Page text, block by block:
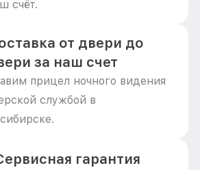
счёт.
от двери до
за наш счет
прицел ночного видения
службой в
гарантия